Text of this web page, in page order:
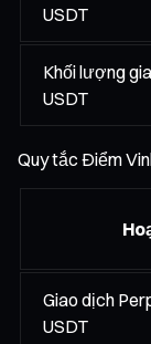
USDT
Khối lượng
USDT
Quy tắc Điểm
Giao dịch
USDT